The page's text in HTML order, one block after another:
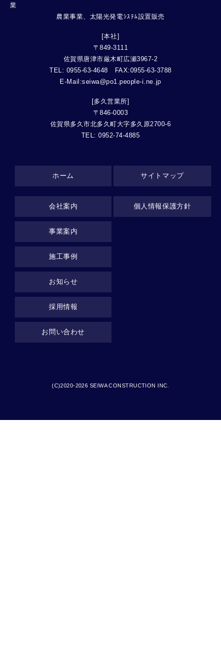
農業事業、太陽光発電ｼｽﾃﾑ設置販売
[本社]
〒849-3111
佐賀県唐津市厳木町広瀬3967-2
TEL: 0955-63-4648 FAX:0955-63-3788
E-Mail:seiwa@po1.people-i.ne.jp
[多久営業所]
〒846-0003
佐賀県多久市北多久町大字多久原2700-6
TEL: 0952-74-4885
ホーム
会社案内
事業案内
施工事例
お知らせ
採用情報
お問い合わせ
サイトマップ
個人情報保護方針
(C)2020-2026 SEIWA CONSTRUCTION INC.